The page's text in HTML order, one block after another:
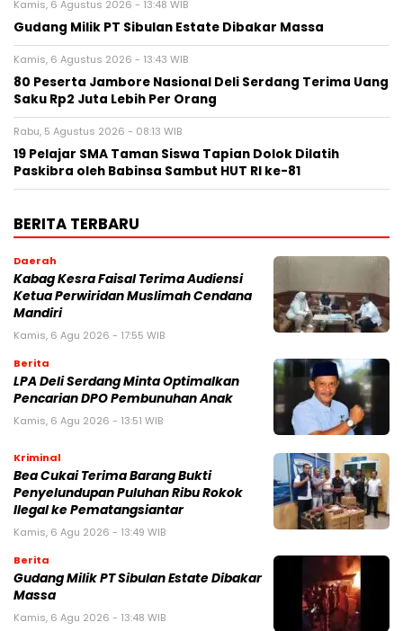
Kamis, 6 Agustus 2026 - 13:48 WIB
Gudang Milik PT Sibulan Estate Dibakar Massa
Kamis, 6 Agustus 2026 - 13:43 WIB
80 Peserta Jambore Nasional Deli Serdang Terima Uang
Saku Rp2 Juta Lebih Per Orang
Rabu, 5 Agustus 2026 - 08:13 WIB
19 Pelajar SMA Taman Siswa Tapian Dolok Dilatih
Paskibra oleh Babinsa Sambut HUT RI ke-81
BERITA TERBARU
Daerah
Kabag Kesra Faisal Terima Audiensi
Ketua Perwiridan Muslimah Cendana
Mandiri
Kamis, 6 Agu 2026 - 17:55 WIB
Berita
LPA Deli Serdang Minta Optimalkan
Pencarian DPO Pembunuhan Anak
Kamis, 6 Agu 2026 - 13:51 WIB
Kriminal
Bea Cukai Terima Barang Bukti
Penyelundupan Puluhan Ribu Rokok
Ilegal ke Pematangsiantar
Kamis, 6 Agu 2026 - 13:49 WIB
Berita
Gudang Milik PT Sibulan Estate Dibakar
Massa
Kamis, 6 Agu 2026 - 13:48 WIB